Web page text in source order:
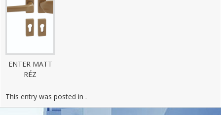
ENTER MATT
RÉZ
This entry was posted in .